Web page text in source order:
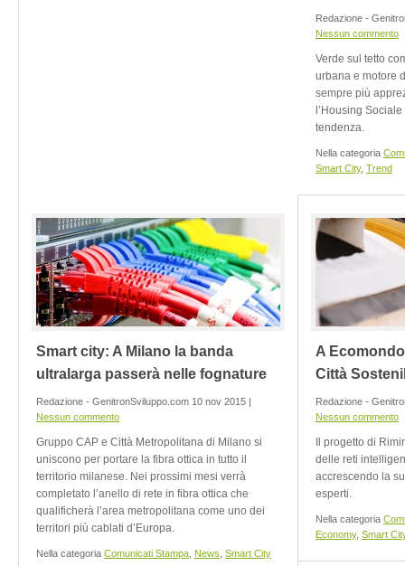
Redazione -
Nessun commento
Verde sul tetto
urbana e motore
sempre più
l’Housing
tendenza.
Nella categoria
Smart City, Trend
Smart city: A Milano la banda
ultralarga passerà nelle fognature
Redazione - GenitronSviluppo.com 10 nov 2015 |
Nessun commento
Gruppo CAP e Città Metropolitana di Milano si
uniscono per portare la fibra ottica in tutto il
territorio milanese. Nei prossimi mesi verrà
completato l’anello di rete in fibra ottica che
qualificherà l’area metropolitana come uno dei
territori più cablati d’Europa.
Nella categoria Comunicati Stampa News Smart City
A
Città
Redazione -
Nessun commento
Il progetto di
delle reti
accrescendo la
esperti.
Nella categoria
Economy, Smart